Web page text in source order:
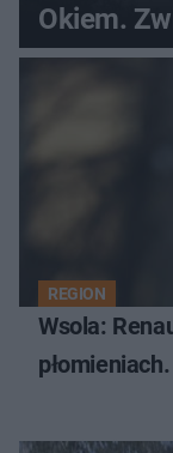
Okiem.
REGION
Wsola: